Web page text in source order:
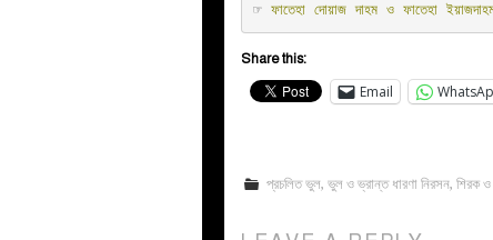
☞ ফাতেহা দোয়াজ দাহম ও ফাতেহা
Share this:
Email
প্রচলিত ভুল,ভুল ও ভ্রান্ত ধারণা নিরসন,শিরক